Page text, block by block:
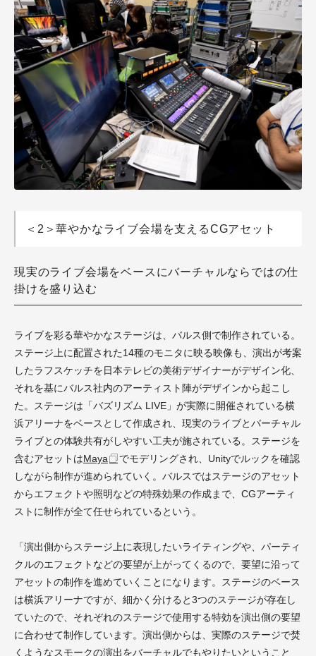
＜2＞華やかなライブ会場を支えるCGアセット
現実のライブ会場をベースにバーチャルならではの仕
掛けを盛り込む
ライブを彩る華やかなステージは、バルス側で制作されている。
ステージ上に配置された14種のモニタに映る映像も、演出が考案
したラフスケッチを日本テレビの美術デザイナーがデザイン化、
それを基にバルス社内のアーティスト陣がデザインから起こし
た。ステージは「バズリズム LIVE」が実際に開催されている横
浜アリーナをベースとして作成され、現実のライブとバーチャル
ライブとの体験共有がしやすい工夫が施されている。ステージを
含むアセットはMaya
でモデリングされ、Unityでルックを確認
しながら制作が進められていく。バルスではステージのアセット
からエフェクトや照明などの特殊効果の作成まで、CGアーティ
ストに制作が全て任せられているという。
「演出側からステージ上に表現したいライティングや、パーティ
クルのエフェクトなどの要望が上がってくるので、要望に沿って
アセットの制作を進めていくことになります。ステージのベース
は横浜アリーナですが、細かく分けると3つのステージが存在し
ていたので、それぞれのステージで使用する特効を演出側の要望
に合わせて制作しています。演出側からは、実際のステージで焚
くようなスモークの演出をバーチャルでもやりたいということ